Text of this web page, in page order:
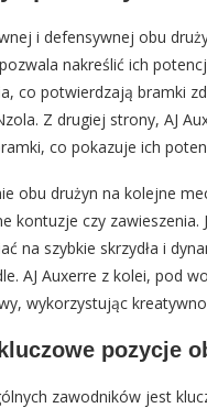
i defensywnej obu
nakreślić ich
co potwierdzają bramki
Z drugiej strony, AJ
co pokazuje ich
obu drużyn na kolejne
kontuzje czy
na szybkie skrzydła i
AJ Auxerre z kolei, pod
wykorzystując
pozycje
zawodników jest